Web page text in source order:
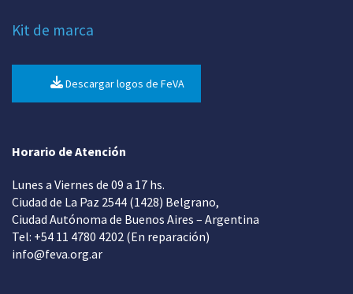
Kit de marca
Descargar logos de FeVA
Horario de Atención
Lunes a Viernes de 09 a 17 hs.
Ciudad de La Paz 2544 (1428) Belgrano,
Ciudad Autónoma de Buenos Aires – Argentina
Tel: +54 11 4780 4202 (En reparación)
info@feva.org.ar